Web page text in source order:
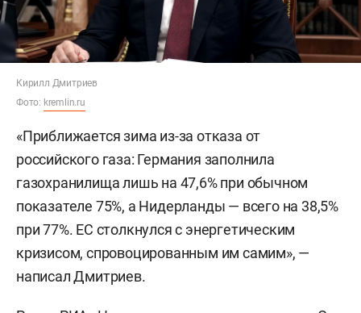
Кирилл Дмитриев
Фото: kremlin.ru
«Приближается зима из-за отказа от
российского газа: Германия заполнила
газохранилища лишь на 47,6% при обычном
показателе 75%, а Нидерланды — всего на 38,5%
при 77%. ЕС столкнулся с энергетическим
кризисом, спровоцированным им самим», —
написал Дмитриев.